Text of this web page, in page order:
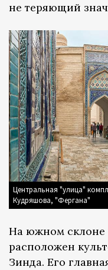
не теряющий
Центральная "улица"
Кудряшова, "Фергана"
На южном склоне
расположен
Зинда. Его